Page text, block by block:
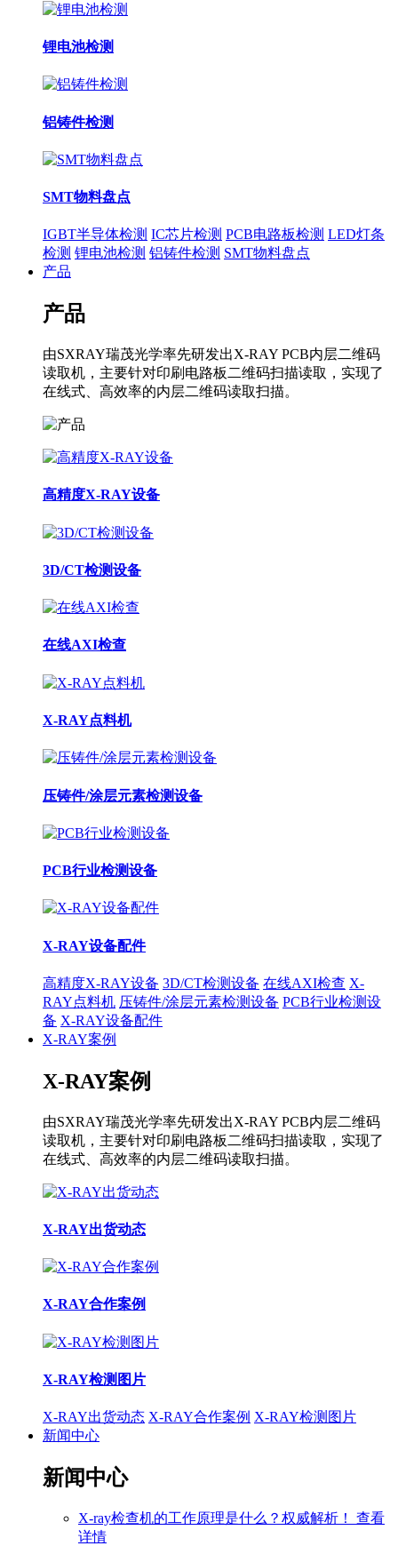
锂电池检测
铝铸件检测
SMT物料盘点
IGBT半导体检测 IC芯片检测 PCB电路板检测 LED灯条
检测 锂电池检测 铝铸件检测 SMT物料盘点
产品
产品
由SXRAY瑞茂光学率先研发出X-RAY PCB内层二维码
读取机，主要针对印刷电路板二维码扫描读取，实现了
在线式、高效率的内层二维码读取扫描。
高精度X-RAY设备
3D/CT检测设备
在线AXI检查
X-RAY点料机
压铸件/涂层元素检测设备
PCB行业检测设备
X-RAY设备配件
高精度X-RAY设备 3D/CT检测设备 在线AXI检查 X-
RAY点料机 压铸件/涂层元素检测设备 PCB行业检测设
备 X-RAY设备配件
X-RAY案例
X-RAY案例
由SXRAY瑞茂光学率先研发出X-RAY PCB内层二维码
读取机，主要针对印刷电路板二维码扫描读取，实现了
在线式、高效率的内层二维码读取扫描。
X-RAY出货动态
X-RAY合作案例
X-RAY检测图片
X-RAY出货动态 X-RAY合作案例 X-RAY检测图片
新闻中心
新闻中心
X-ray检查机的工作原理是什么？权威解析！ 查看
详情